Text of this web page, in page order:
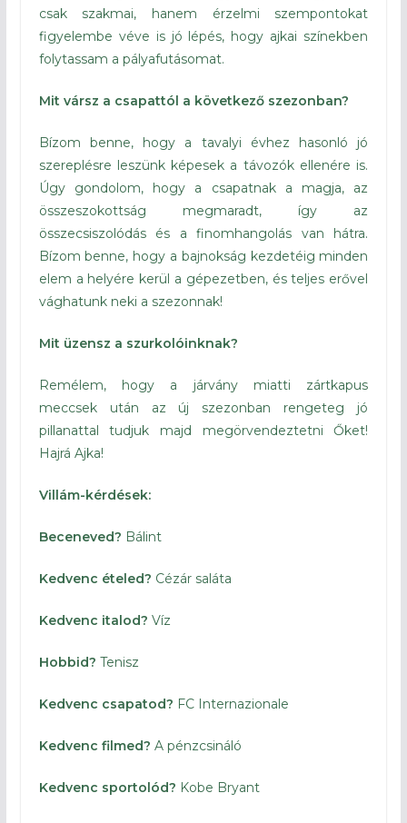
csak szakmai, hanem érzelmi szempontokat
figyelembe véve is jó lépés, hogy ajkai színekben
folytassam a pályafutásomat.
Mit vársz a csapattól a következő szezonban?
Bízom benne, hogy a tavalyi évhez hasonló jó
szereplésre leszünk képesek a távozók ellenére is.
Úgy gondolom, hogy a csapatnak a magja, az
összeszokottság megmaradt, így az
összecsiszolódás és a finomhangolás van hátra.
Bízom benne, hogy a bajnokság kezdetéig minden
elem a helyére kerül a gépezetben, és teljes erővel
vághatunk neki a szezonnak!
Mit üzensz a szurkolóinknak?
Remélem, hogy a járvány miatti zártkapus
meccsek után az új szezonban rengeteg jó
pillanattal tudjuk majd megörvendeztetni Őket!
Hajrá Ajka!
Villám-kérdések:
Beceneved? Bálint
Kedvenc ételed? Cézár saláta
Kedvenc italod? Víz
Hobbid? Tenisz
Kedvenc csapatod? FC Internazionale
Kedvenc filmed? A pénzcsináló
Kedvenc sportolód? Kobe Bryant